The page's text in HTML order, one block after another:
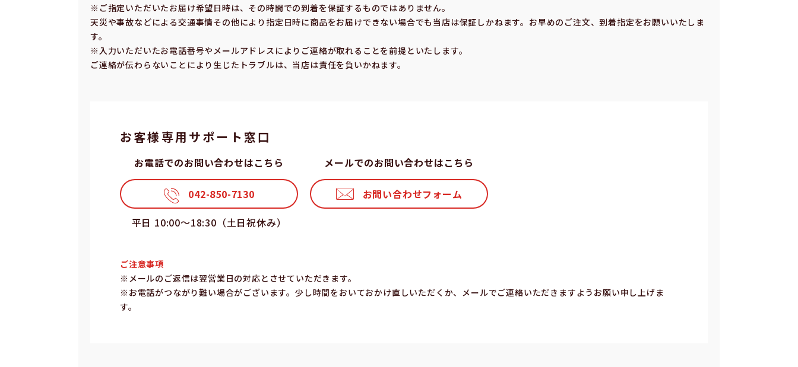
※ご指定いただいたお届け希望⽇時は、その時間での到着を保証するものではありません。
天災や事故などによる交通事情その他により指定⽇時に商品をお届けできない場合でも当店は保証しかねます。お早めのご注⽂、到着指定をお願いいたしま
す。
※⼊⼒いただいたお電話番号やメールアドレスによりご連絡が取れることを前提といたします。
ご連絡が伝わらないことにより⽣じたトラブルは、当店は責任を負いかねます。
お客様専⽤サポート窓⼝
お電話でのお問い合わせはこちら
042-850-7130
平⽇ 10:00〜18:30（⼟⽇祝休み）
メールでのお問い合わせはこちら
お問い合わせフォーム
ご注意事項
※メールのご返信は翌営業⽇の対応とさせていただきます。
※お電話がつながり難い場合がございます。少し時間をおいておかけ直しいただくか、メールでご連絡いただきますようお願い申し上げま
す。